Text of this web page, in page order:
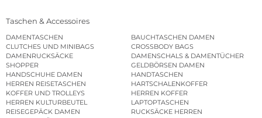
Taschen & Accessoires
DAMENTASCHEN
BAUCHTASCHEN DAMEN
CLUTCHES UND MINIBAGS
CROSSBODY BAGS
DAMENRUCKSÄCKE
DAMENSCHALS & DAMENTÜCHER
SHOPPER
GELDBÖRSEN DAMEN
HANDSCHUHE DAMEN
HANDTASCHEN
HERREN REISETASCHEN
HARTSCHALENKOFFER
KOFFER UND TROLLEYS
HERREN KOFFER
HERREN KULTURBEUTEL
LAPTOPTASCHEN
REISEGEPÄCK DAMEN
RUCKSÄCKE HERREN